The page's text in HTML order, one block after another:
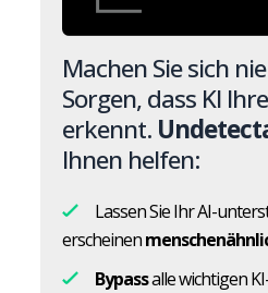
Machen Sie sich
Sorgen, dass KI
erkennt.
Ihnen helfen:
Lassen Sie Ihr AI-
erscheinen
Bypassalle wichtigen